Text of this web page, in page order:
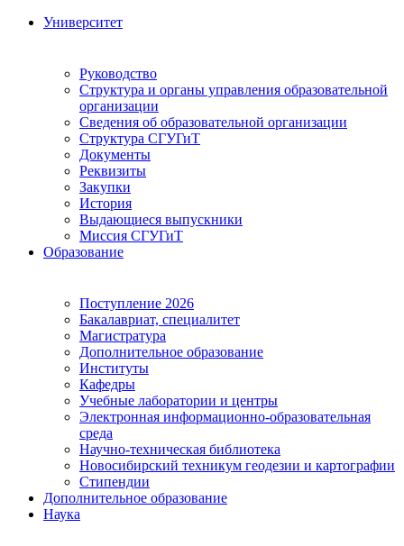
Университет
Руководство
Структура и органы управления образовательной
организации
Сведения об образовательной организации
Структура СГУГиТ
Документы
Реквизиты
Закупки
История
Выдающиеся выпускники
Миссия СГУГиТ
Образование
Поступление 2026
Бакалавриат, специалитет
Магистратура
Дополнительное образование
Институты
Кафедры
Учебные лаборатории и центры
Электронная информационно-образовательная
среда
Научно-техническая библиотека
Новосибирский техникум геодезии и картографии
Стипендии
Дополнительное образование
Наука